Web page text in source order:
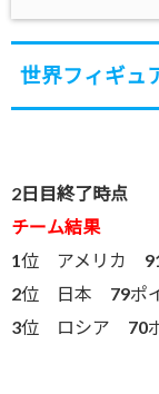
世界フィギュ
2日目終了時点
チーム結果
1位 アメリカ
2位 日本 79ポ
3位 ロシア 70